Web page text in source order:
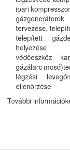
ipari
tervezése,
telepített
helyezése
védőeszköz
gázálarc
légzési
ellenőrzése
További